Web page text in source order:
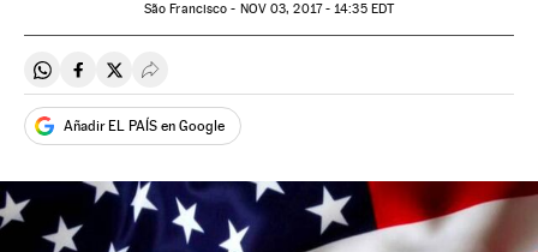
São Francisco - NOV03, 2017 - 14:35EDT
Compartir en Whatsapp
Compartir en Facebook
Compartir en Twitter
Desplegar Redes Sociales
Añadir EL PAÍS en Google